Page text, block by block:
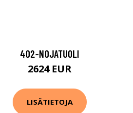
402-NOJATUOLI
2624 EUR
LISÄTIETOJA